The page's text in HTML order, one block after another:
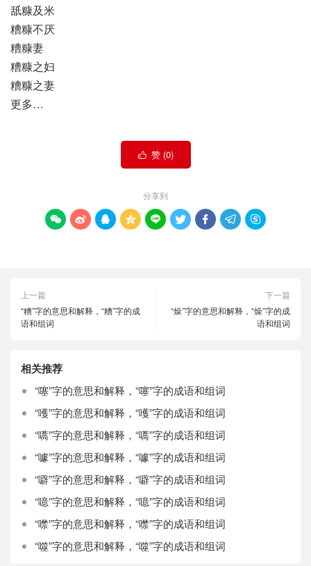
舐糠及米
糟糠不厌
糟糠妻
糟糠之妇
糟糠之妻
更多…
 赞 (0)
分享到
        
上一篇
“糟”字的意思和解释，“糟”字的成
语和组词
下一篇
“燥”字的意思和解释，“燥”字的成
语和组词
相关推荐
“噻”字的意思和解释，“噻”字的成语和组词
“嚄”字的意思和解释，“嚄”字的成语和组词
“嚆”字的意思和解释，“嚆”字的成语和组词
“噱”字的意思和解释，“噱”字的成语和组词
“噼”字的意思和解释，“噼”字的成语和组词
“噫”字的意思和解释，“噫”字的成语和组词
“噤”字的意思和解释，“噤”字的成语和组词
“噬”字的意思和解释，“噬”字的成语和组词